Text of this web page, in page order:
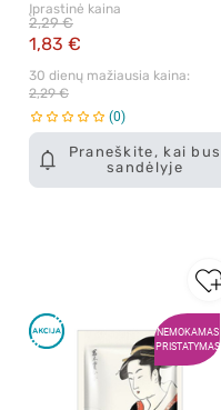
Praneškite, kai bus
sandėlyje
vnt.
Įprastinė kaina
1,83 €
2,29 €
30 dienų mažiausia kaina:
2,29 €
0
NEMOKAMAS
PRISTATYMAS